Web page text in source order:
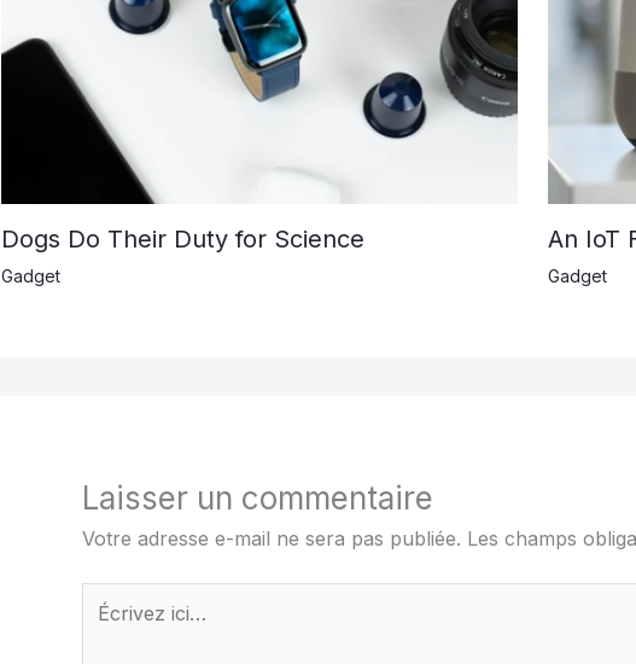
Dogs Do Their Duty for Science
Gadget
An IoT
Gadget
Laisser un commentaire
Votre adresse e-mail ne sera pas publiée. Les champs
Écrivez
ici…